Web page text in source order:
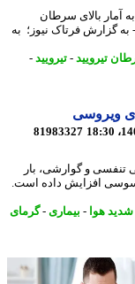
بالای سرطان
فرتاک نیوز؛ به
-تیرویید -
81983327
و گوارشی، بار
افزایش داده است.
هوا-بیماری- گرمای